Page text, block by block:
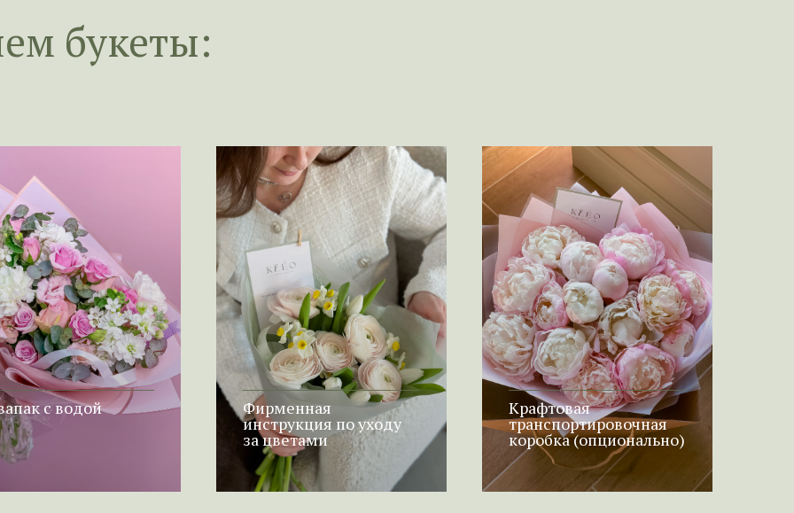
букеты:
с водой Фирменная
инструкция по уходу
за цветами
Крафтовая
транспортировочная
коробка (опционально)